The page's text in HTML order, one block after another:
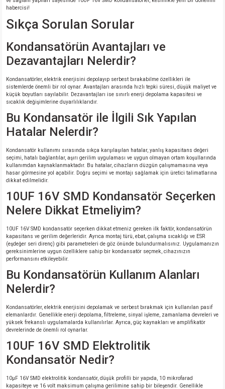
habercisi!
Sıkça Sorulan Sorular
Kondansatörün Avantajları ve
Dezavantajları Nelerdir?
Kondansatörler, elektrik enerjisini depolayıp serbest bırakabilme özellikleri ile
sistemlerde önemli bir rol oynar. Avantajları arasında hızlı tepki süresi, düşük maliyet ve
küçük boyutları sayılabilir. Dezavantajları ise sınırlı enerji depolama kapasitesi ve
sıcaklık değişimlerine duyarlılıklarıdır.
Bu Kondansatör ile İlgili Sık Yapılan
Hatalar Nelerdir?
Kondansatör kullanımı sırasında sıkça karşılaşılan hatalar, yanlış kapasitans değeri
seçimi, hatalı bağlantılar, aşırı gerilim uygulaması ve uygun olmayan ortam koşullarında
kullanımdan kaynaklanmaktadır. Bu hatalar, cihazların düzgün çalışmamasına veya
hasar görmesine yol açabilir. Doğru seçimi ve montajı sağlamak için üretici talimatlarına
dikkat edilmelidir.
10UF 16V SMD Kondansatör Seçerken
Nelere Dikkat Etmeliyim?
10UF 16V SMD kondansatör seçerken dikkat etmeniz gereken ilk faktör, kondansatörün
kapasitans ve gerilim değerleridir. Ayrıca montaj türü, ebat, çalışma sıcaklığı ve ESR
(eşdeğer seri direnç) gibi parametreleri de göz önünde bulundurmalısınız. Uygulamanızın
gereksinimlerine uygun özelliklere sahip bir kondansatör seçmek, cihazınızın
performansını etkileyebilir.
Bu Kondansatörün Kullanım Alanları
Nelerdir?
Kondansatörler, elektrik enerjisini depolamak ve serbest bırakmak için kullanılan pasif
elemanlardır. Genellikle enerji depolama, filtreleme, sinyal işleme, zamanlama devreleri ve
yüksek frekanslı uygulamalarda kullanılırlar. Ayrıca, güç kaynakları ve amplifikatör
devrelerinde de önemli rol oynarlar.
10UF 16V SMD Elektrolitik
Kondansatör Nedir?
10µF 16V SMD elektrolitik kondansatör, düşük profilli bir yapıda, 10 mikrofarad
kapasiteye ve 16 volt maksimum çalışma gerilimine sahip bir bileşendir. Genellikle